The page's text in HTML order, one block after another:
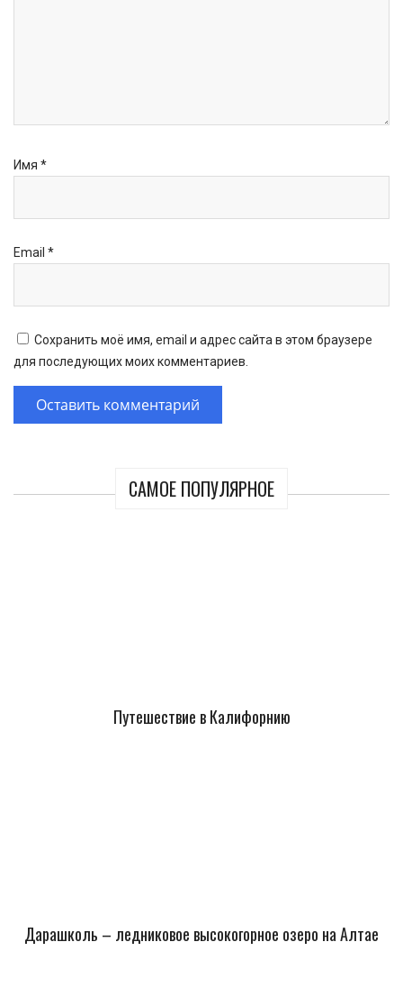
САМОЕ ПОПУЛЯРНОЕ
Путешествие в Калифорнию
Дарашколь – ледниковое высокогорное озеро на Алтае
Имя *
Email *
Сохранить моё имя, email и адрес сайта в этом браузере
для последующих моих комментариев.